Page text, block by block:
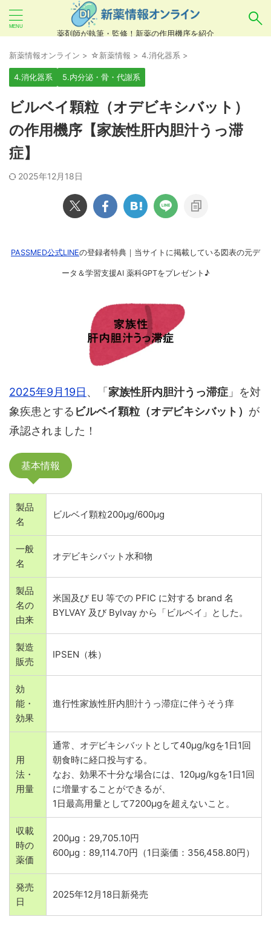
薬剤師が執筆・監修！新薬の作用機序を紹介
あいまい検索（例：ひらがな、誤字）には対応し
ていませんので、製品名・一般名・キーワードな
どを カタカナでご入力ください。
良い例：テセントリク
悪い例：てせんとりく テセンタリク
新薬情報オンライン > ☆新薬情報 > 4.消化器系 >
4.消化器系 5.内分泌・骨・代謝系
ビルベイ顆粒（オデビキシバット）
の作用機序【家族性肝内胆汁うっ滞
症】
2025年12月18日
PASSMED公式LINEの登録者特典｜当サイトに掲載している図表の元デ
ータ＆学習支援AI 薬科GPTをプレゼント♪
2025年9月19日 、「 家族性肝内胆汁うっ滞症 」を対
象疾患とする ビルベイ顆粒（オデビキシバット） が
承認されました！
基本情報
製品
名
ビルベイ顆粒200µg/600µg
一般
名
オデビキシバット水和物
製品
名の
由来
米国及び EU 等での PFIC に対する brand 名
BYLVAY 及び Bylvay から「ビルベイ」とした。
製造
販売
IPSEN（株）
効
能・
効果
進行性家族性肝内胆汁うっ滞症に伴うそう痒
用
法・
用量
通常、オデビキシバットとして40μg/kgを1日1回
朝食時に経口投与する。
なお、効果不十分な場合には、120μg/kgを1日1回
に増量することができるが、
1日最高用量として7200μgを超えないこと。
収載
時の
薬価
200µg：29,705.10円
600µg：89,114.70円（1日薬価：356,458.80円）
発売
日
2025年12月18日新発売